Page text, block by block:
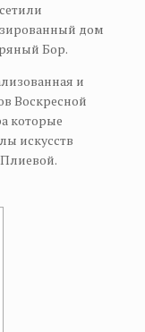
дом
Бор.
и
Воскресной
которые
искусств